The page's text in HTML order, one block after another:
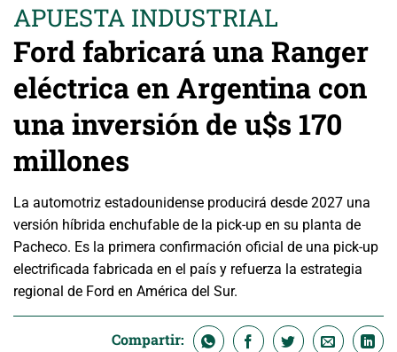
APUESTA INDUSTRIAL
Ford fabricará una Ranger
eléctrica en Argentina con
una inversión de u$s 170
millones
La automotriz estadounidense producirá desde 2027 una
versión híbrida enchufable de la pick-up en su planta de
Pacheco. Es la primera confirmación oficial de una pick-up
electrificada fabricada en el país y refuerza la estrategia
regional de Ford en América del Sur.
Compartir: